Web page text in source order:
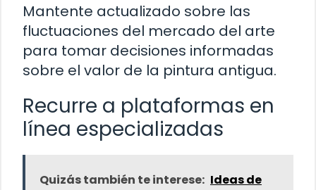
Mantente actualizado sobre las
fluctuaciones del mercado del arte
para tomar decisiones informadas
sobre el valor de la pintura antigua.
Recurre a plataformas en
línea especializadas
Quizás también te interese: Ideas de